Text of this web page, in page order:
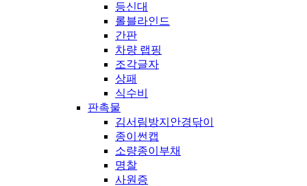
등신대
롤블라인드
간판
차량 랩핑
조각글자
상패
식수비
판촉물
김서림방지안경닦이
종이썬캡
소량종이부채
명찰
사원증